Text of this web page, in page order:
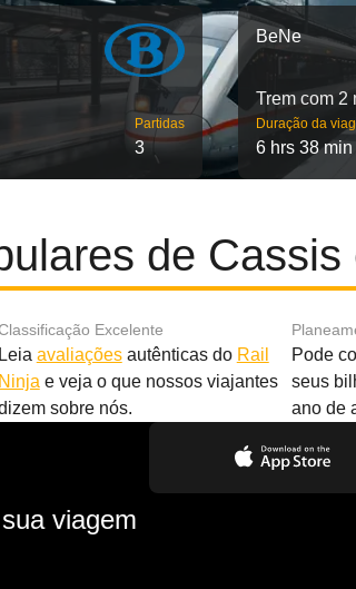
Partidas
3
BeNe
Trem com 2
Duração da
6 hrs 38 min
de
Excelente
Leia avaliaçõesautênticas do Rail
Ninja e veja o que nossos viajantes
sobre nós.
Pode
seus
ano de
viagem